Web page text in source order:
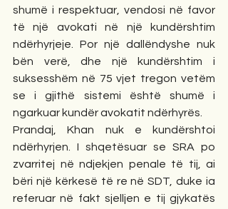
shumë i respektuar, vendosi në favor
të një avokati në një kundërshtim
ndërhyrjeje. Por një dallëndyshe nuk
bën verë, dhe një kundërshtim i
suksesshëm në 75 vjet tregon vetëm
se i gjithë sistemi është shumë i
ngarkuar kundër avokatit ndërhyrës.
Prandaj, Khan nuk e kundërshtoi
ndërhyrjen. I shqetësuar se SRA po
zvarritej në ndjekjen penale të tij, ai
bëri një kërkesë të re në SDT, duke ia
referuar në fakt sjelljen e tij gjykatës